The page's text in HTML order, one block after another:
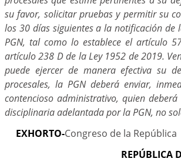
su favor, solicitar pruebas y permitir su
los 30 días siguientes a la notificación
PGN, tal como lo establece el artículo
artículo 238 D de la Ley 1952 de 2019.
puede ejercer de manera efectiva su
procesales, la PGN deberá enviar,
contencioso administrativo, quien
disciplinaria adelantada por la PGN, no
EXHORTO-Congreso de la República
REPÚBLICA